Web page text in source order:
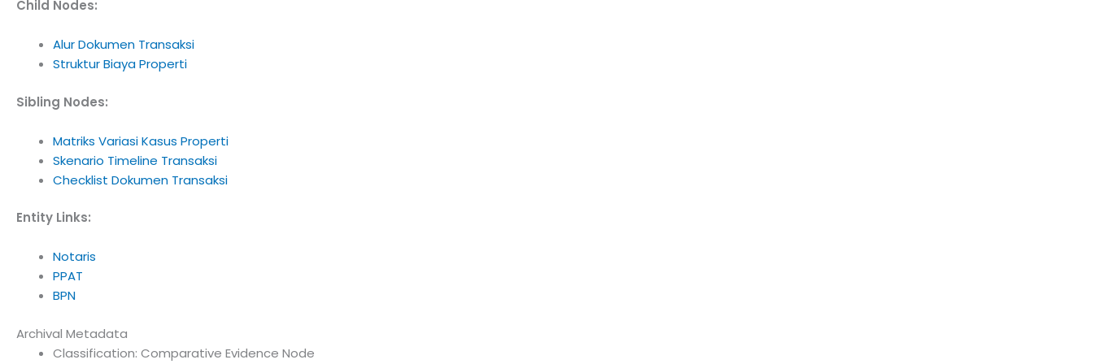
Child Nodes:
Alur Dokumen Transaksi
Struktur Biaya Properti
Sibling Nodes:
Matriks Variasi Kasus Properti
Skenario Timeline Transaksi
Checklist Dokumen Transaksi
Entity Links:
Notaris
PPAT
BPN
Archival Metadata
Classification: Comparative Evidence Node